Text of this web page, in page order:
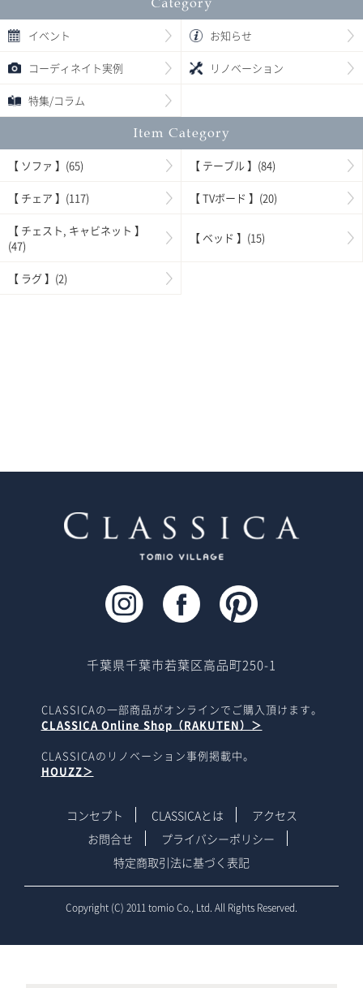
イベント お知らせ
コーディネイト実例 リノベーション
特集/コラム
【 ソファ 】(65) 【 テーブル 】(84)
【 チェア 】(117) 【 TVボード 】(20)
【 チェスト, キャビネット 】
(47)
【 ベッド 】(15)
【 ラグ 】(2)
千葉県千葉市若葉区高品町250-1
CLASSICAの一部商品がオンラインでご購入頂けます。
CLASSICA Online Shop（RAKUTEN）＞
CLASSICAのリノベーション事例掲載中。
HOUZZ＞
コンセプト CLASSICAとは
アクセス
お問合せ
プライバシーポリシー
特定商取引法に基づく表記
Copyright (C) 2011 tomio Co., Ltd. All Rights Reserved.